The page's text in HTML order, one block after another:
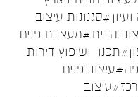
#סגנונות עיצוב
הבית#מעצבת פנים
#תכנון ושיפוץ דירות
#עיצוב פנים
#עיצוב